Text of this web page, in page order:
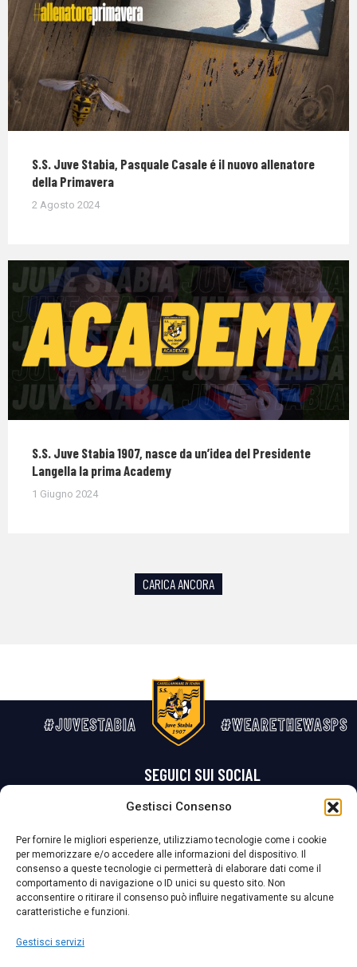
Gestisci Consenso
Per fornire le migliori esperienze, utilizziamo tecnologie come i cookie
per memorizzare e/o accedere alle informazioni del dispositivo. Il
consenso a queste tecnologie ci permetterà di elaborare dati come il
comportamento di navigazione o ID unici su questo sito. Non
acconsentire o ritirare il consenso può influire negativamente su alcune
caratteristiche e funzioni.
Gestisci servizi
S.S. Juve Stabia, Pasquale Casale é il nuovo allenatore
della Primavera
2 Agosto 2024
S.S. Juve Stabia 1907, nasce da un’idea del Presidente
Langella la prima Academy
1 Giugno 2024
CARICA ANCORA
#JUVESTABIA #WEARETHEWASPS
SEGUICI SUI SOCIAL
La Società ha nominato il Responsabile della Protezione dei Dati Personali (DPO), figura specializzata che vigila sulle modalità adottate dalla
nostra Società per tutelare i Suoi dati personali.